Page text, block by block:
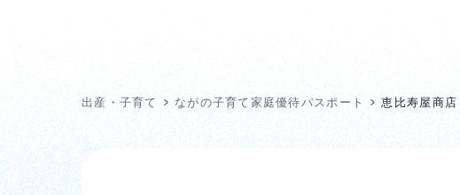
出産・子育て ながの子育て家庭優待パスポート 恵比寿屋商店